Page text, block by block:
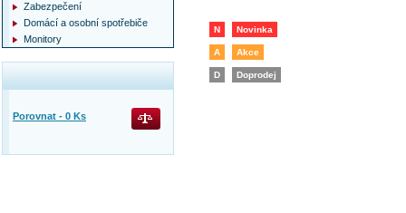
N Novinka
A Akce
D Doprodej
Zabezpečení
Domácí a osobní spotřebiče
Monitory
Porovnat - 0 Ks